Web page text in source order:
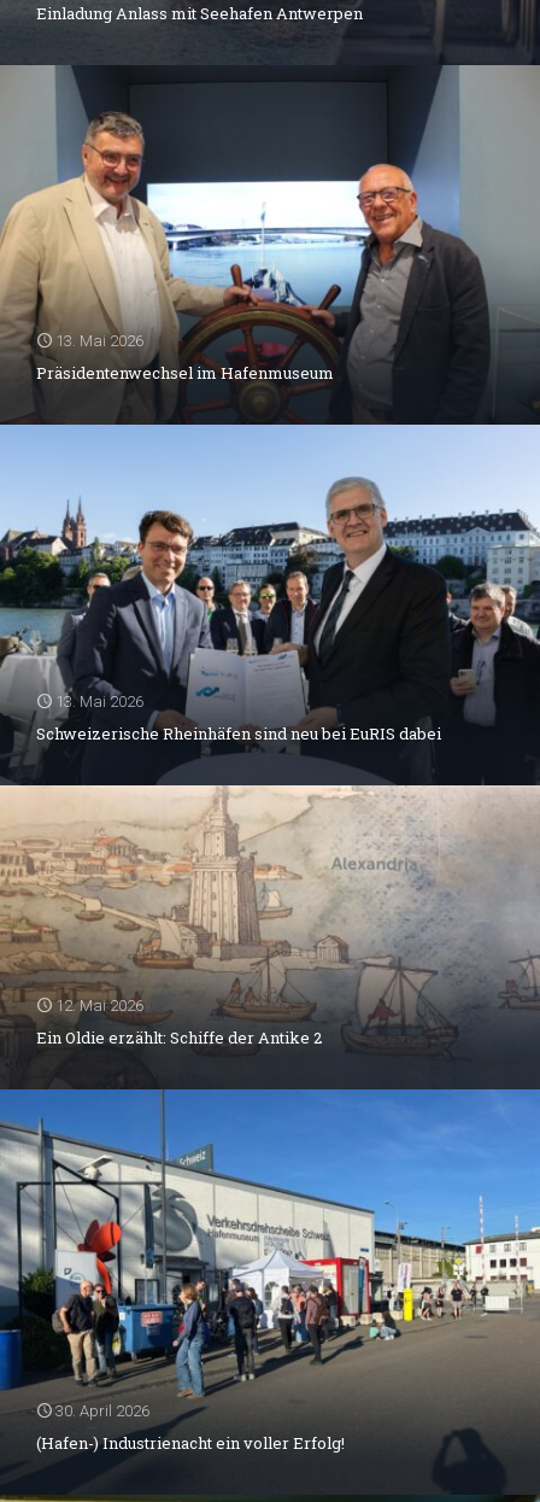
Einladung Anlass mit Seehafen Antwerpen
13. Mai 2026
Präsidentenwechsel im Hafenmuseum
13. Mai 2026
Schweizerische Rheinhäfen sind neu bei EuRIS dabei
12. Mai 2026
Ein Oldie erzählt: Schiffe der Antike 2
30. April 2026
(Hafen-) Industrienacht ein voller Erfolg!